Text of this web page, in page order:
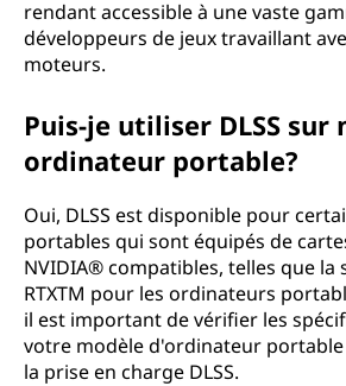
rendant accessible à une vaste
développeurs de jeux travaillant
moteurs.
Puis-je utiliser DLSS sur
ordinateur portable?
Oui, DLSS est disponible pour
portables qui sont équipés de
NVIDIA® compatibles, telles que la
RTXTM pour les ordinateurs
il est important de vérifier les
votre modèle d'ordinateur
la prise en charge DLSS.